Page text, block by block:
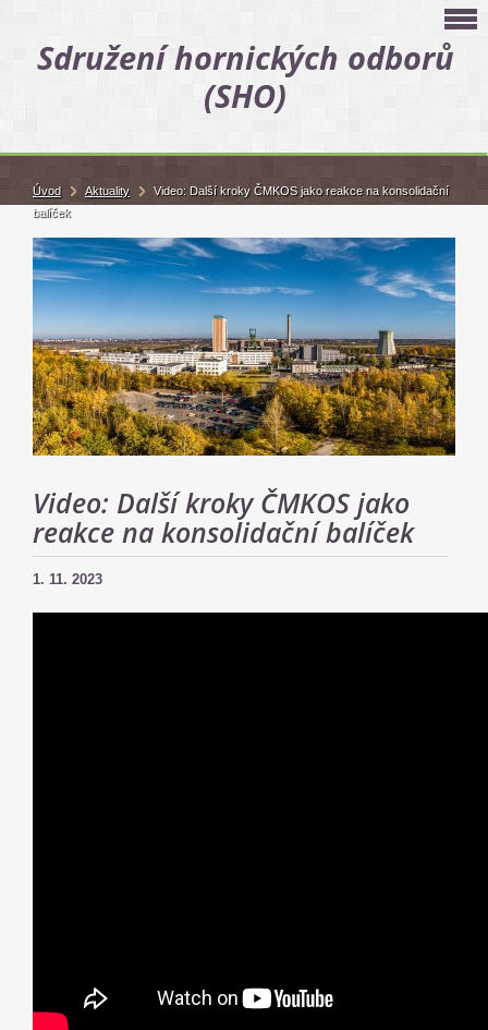
Sdružení hornických odborů
(SHO)
Video: Další kroky ČMKOS jako
reakce na konsolidační balíček
1. 11. 2023
Úvod Aktuality
Video: Další kroky ČMKOS jako reakce na konsolidační
balíček